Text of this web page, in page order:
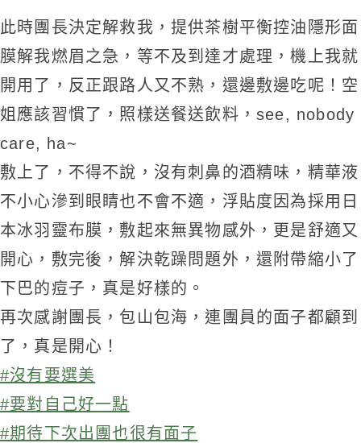
此時團長決定解救我 ，提供茶樹平衡控油隱形面
膜解我燃眉之急，等不及到達才處理，機上我就
開用了，反正跟路人又不熟，還邊敷邊吃呢 ！空
姐應該習慣了，照樣送餐送飲料，see, nobody
care, ha~
敷上了，不得不說，沒有刺鼻的酒精味，精華液
不小心滲到 眼睛也不會不適，浮貼度因為採用日
本冰羽靈布膜，敷起來無異物感外，更是舒適又
開心，敷完後，解決乾躁問題外， 還附帶縮小了
下巴的痘子，真是好樣的。
再次感謝團長，包山包海，連團員的面子都顧到
了，真是開 心！
#沒有要選美
#要對自己好一點
#期待下次出團也很有面子